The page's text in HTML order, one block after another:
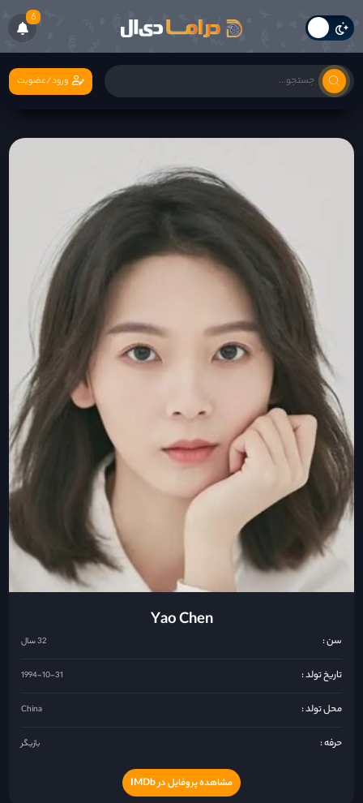
6
ورود/عضویت
Yao Chen
سن : 32 سال
تاریخ تولد : 1994-10-31
محل تولد : China
حرفه : بازیگر
مشاهده پروفایل در IMDb